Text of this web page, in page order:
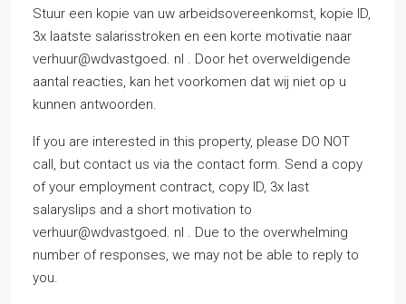
Stuur een kopie van uw arbeidsovereenkomst, kopie ID,
3x laatste salarisstroken en een korte motivatie naar
verhuur@wdvastgoed. nl . Door het overweldigende
aantal reacties, kan het voorkomen dat wij niet op u
kunnen antwoorden.
If you are interested in this property, please DO NOT
call, but contact us via the contact form. Send a copy
of your employment contract, copy ID, 3x last
salaryslips and a short motivation to
verhuur@wdvastgoed. nl . Due to the overwhelming
number of responses, we may not be able to reply to
you.